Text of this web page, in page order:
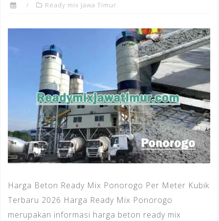
Ready mix Jawa Timur
Harga Beton Ready Mix Ponorogo Per Meter Kubik
Terbaru 2026 Harga Ready Mix Ponorogo
merupakan informasi harga beton ready mix